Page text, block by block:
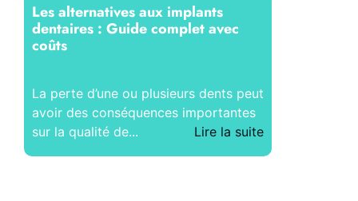
Les alternatives aux implants
dentaires : Guide complet avec
coûts
La perte d’une ou plusieurs dents peut
avoir des conséquences importantes
sur la qualité de...
Lire la suite